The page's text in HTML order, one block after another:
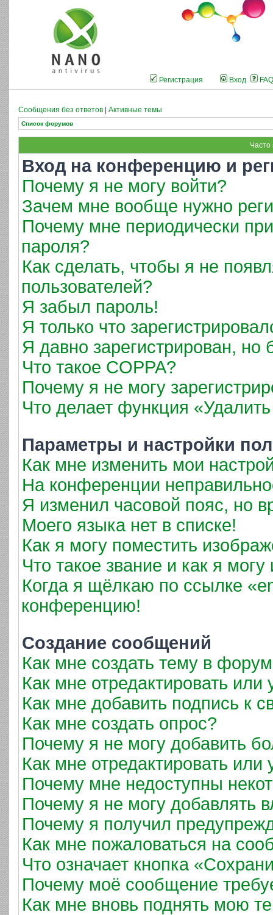
Регистрация Вход FAQ
Сообщения без ответов Активные темы
Список форумов
Часто
Вход на конференцию и
Почему я не могу войти?
Зачем мне вообще нужно
Почему мне периодически
пароля?
Как сделать, чтобы я не
пользователей?
Я забыл пароль!
Я только что
Я давно зарегистрирован, но
Что такое COPPA?
Почему я не могу
Что делает функция
Параметры и настройки
Как мне изменить мои
На конференции
Я изменил часовой пояс, но
Моего языка нет в списке!
Как я могу поместить
Что такое звание и как я могу
Когда я щёлкаю по ссылке
конференцию!
Создание сообщений
Как мне создать тему в
Как мне отредактировать
Как мне добавить подпись к
Как мне создать опрос?
Почему я не могу добавить
Как мне отредактировать или
Почему мне недоступны
Почему я не могу добавлять
Почему я получил
Как мне пожаловаться на
Что означает кнопка
Почему моё сообщение
Как мне вновь поднять мою